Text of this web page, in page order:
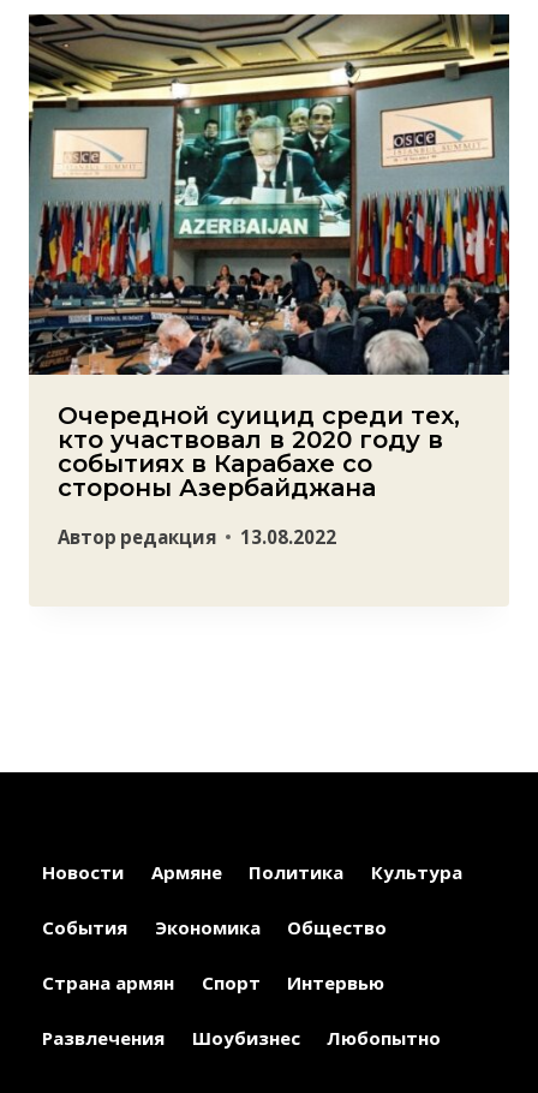
Очередной суицид среди тех,
кто участвовал в 2020 году в
событиях в Карабахе со
стороны Азербайджана
Автор редакция 13.08.2022
Новости Армяне Политика Культура
События Экономика Общество
Страна армян Спорт Интервью
Развлечения Шоубизнес Любопытно